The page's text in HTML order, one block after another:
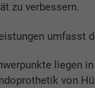
zu verbessern.
umfasst
liegen
von